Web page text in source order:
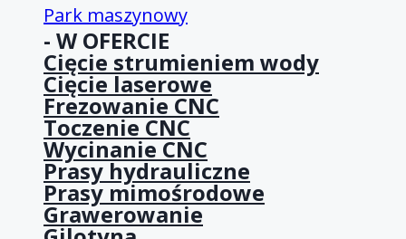
Park maszynowy
- W OFERCIE
Cięcie strumieniem wody
Cięcie laserowe
Frezowanie CNC
Toczenie CNC
Wycinanie CNC
Prasy hydrauliczne
Prasy mimośrodowe
Grawerowanie